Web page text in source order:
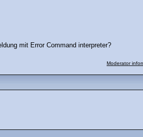
mit Error Command interpreter?
Moderator